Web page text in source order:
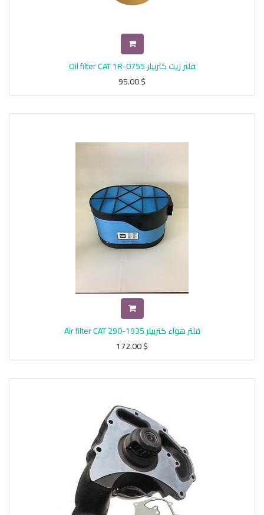
فلتر زيت كتربيلر Oil filter CAT 1R-0755
$
95.00
فلتر هواء كتربيلر Air filter CAT 290-1935
$
172.00